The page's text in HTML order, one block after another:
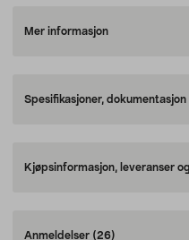
Mer informasjon
Spesifikasjoner,
Kjøpsinformasjon, leveranser
Anmeldelser (26)